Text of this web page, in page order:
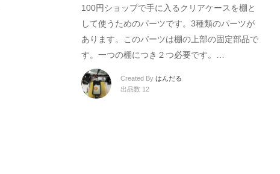
100円ショップで手に入るクリアケースを棚と
して使うためのパーツです。3種類のパーツが
あります。このパーツは棚の上部の固定部品で
す。一つの棚につき２つ必要です。…
Created By はんだる
出品数 12